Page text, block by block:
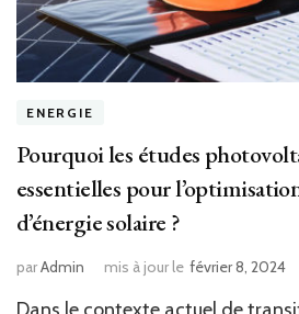
ENERGIE
Pourquoi les études
essentielles pour
d’énergie solaire ?
parAdmin mis à jour le février 8, 2024